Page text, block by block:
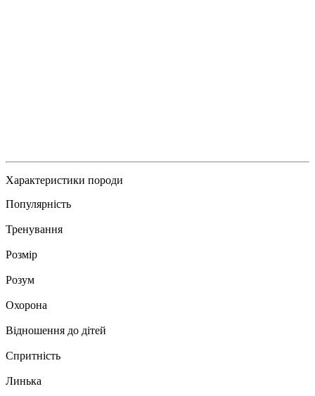
Характеристики породи
Популярність
Тренування
Розмір
Розум
Охорона
Відношення до дітей
Спритність
Линька